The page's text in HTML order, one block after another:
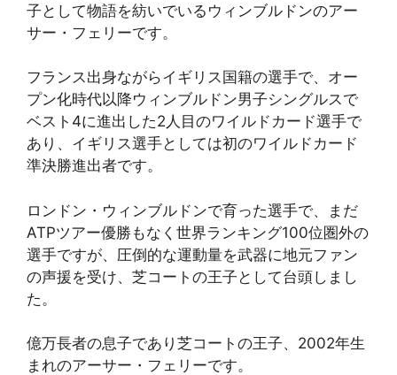
子として物語を紡いでいるウィンブルドンのアー
サー・フェリーです。
フランス出身ながらイギリス国籍の選手で、オー
プン化時代以降ウィンブルドン男子シングルスで
ベスト4に進出した2人目のワイルドカード選手で
あり、イギリス選手としては初のワイルドカード
準決勝進出者です。
ロンドン・ウィンブルドンで育った選手で、まだ
ATPツアー優勝もなく世界ランキング100位圏外の
選手ですが、圧倒的な運動量を武器に地元ファン
の声援を受け、芝コートの王子として台頭しまし
た。
億万長者の息子であり芝コートの王子、2002年生
まれのアーサー・フェリーです。